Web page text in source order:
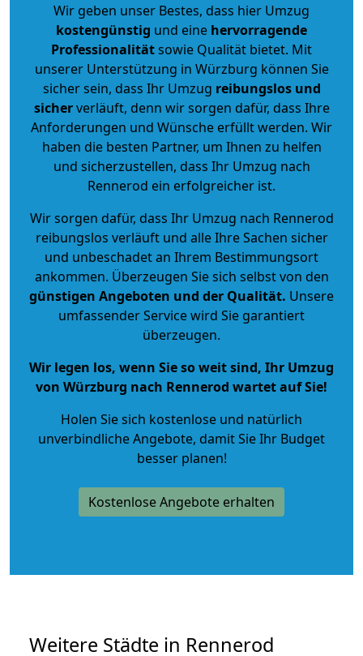
Wir geben unser Bestes, dass hier Umzug
kostengünstig und eine hervorragende
Professionalitätsowie Qualität bietet. Mit
unserer Unterstützung in Würzburg können Sie
sicher sein, dass Ihr Umzug reibungslos und
sicherverläuft, denn wir sorgen dafür, dass Ihre
Anforderungen und Wünsche erfüllt werden. Wir
haben die besten Partner, um Ihnen zu helfen
und sicherzustellen, dass Ihr Umzug nach
Rennerod ein erfolgreicher ist.
Wir sorgen dafür, dass Ihr Umzug nach Rennerod
reibungslos verläuft und alle Ihre Sachen sicher
und unbeschadet an Ihrem Bestimmungsort
ankommen. Überzeugen Sie sich selbst von den
günstigen Angeboten und der Qualität. Unsere
umfassender Service wird Sie garantiert
überzeugen.
Wir legen los, wenn Sie so weit sind, Ihr Umzug
von Würzburg nach Rennerod wartet auf Sie!
Holen Sie sich kostenlose und natürlich
unverbindliche Angebote, damit Sie Ihr Budget
besser planen!
Kostenlose Angebote erhalten
Weitere Städte in Rennerod